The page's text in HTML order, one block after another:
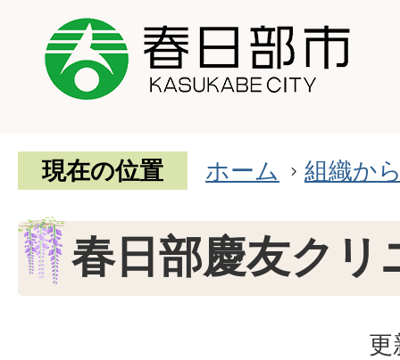
現在の位置 ホーム 組織か
春日部慶友クリ
更